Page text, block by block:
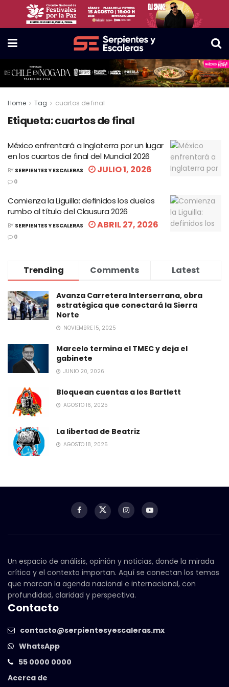
Home Tag cuartos de final
Etiqueta:cuartos de final
México enfrentará a Inglaterra por un lugar
en los cuartos de final del Mundial 2026
BY SERPIENTES Y ESCALERAS JULIO 1, 2026
0
Comienza la Liguilla: definidos los duelos
rumbo al título del Clausura 2026
BY SERPIENTES Y ESCALERAS ABRIL 27, 2026
0
Trending Comments Latest
Avanza Carretera Interserrana, obra
estratégica que conectará la Sierra
Norte
NOVIEMBRE 15, 2025
Marcelo termina el TMEC y deja el
gabinete
JUNIO 20, 2026
Bloquean cuentas a los Bartlett
AGOSTO 16, 2025
La libertad de Beatriz
AGOSTO 18, 2025
Un espacio de análisis, opinión y noticias, donde la mirada
crítica y el contexto importan. Aquí se conectan los temas
que marcan la agenda nacional e internacional, con
profundidad, claridad y perspectiva.
Contacto
contacto@serpientesyescaleras.mx
WhatsApp
55 0000 0000
Acerca de